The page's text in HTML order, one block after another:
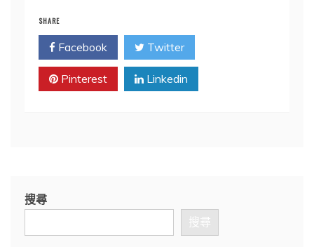
SHARE
Facebook Twitter
Pinterest Linkedin
搜尋
搜尋